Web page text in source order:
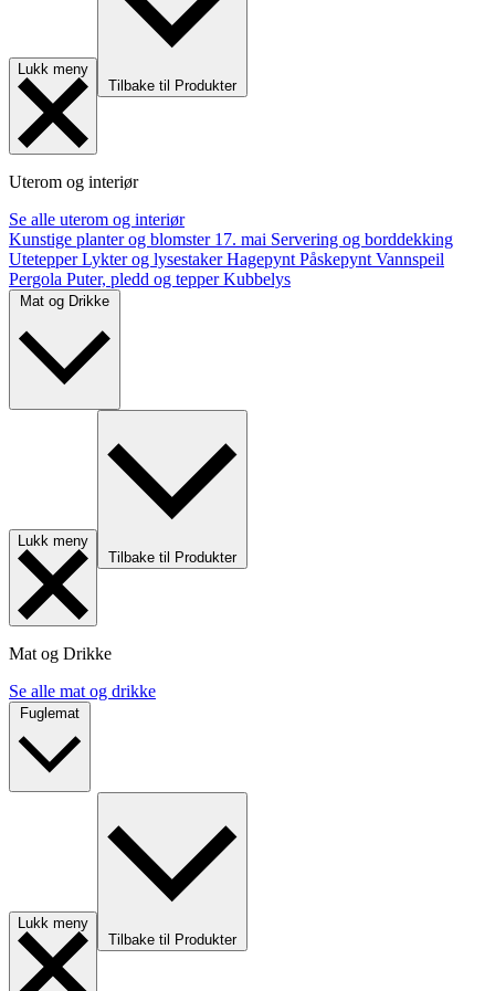
Lukk meny
Tilbake til Produkter
Uterom og interiør
Se alle uterom og interiør
Kunstige planter og blomster 17. mai Servering og borddekking
UtetepperLykter og lysestakerHagepynt Påskepynt Vannspeil
Pergola Puter, pledd og tepperKubbelys
Lukk meny
Tilbake til Produkter
Mat og Drikke
Se alle mat og drikke
Lukk meny
Tilbake til Produkter